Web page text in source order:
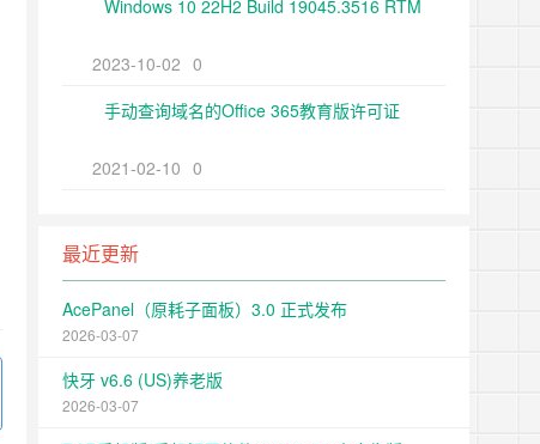
Windows 10 22H2 Build 19045.3516 RTM
2023-10-02 0
手动查询域名的Office 365教育版许可证
2021-02-10 0
最近更新
AcePanel（原耗子面板）3.0 正式发布
2026-03-07
快牙 v6.6 (US)养老版
2026-03-07